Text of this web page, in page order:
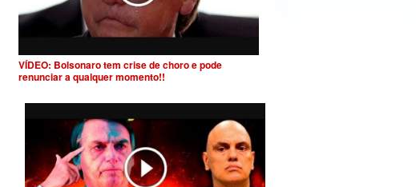
VÍDEO: Bolsonaro tem crise de choro e pode
renunciar a qualquer momento!!